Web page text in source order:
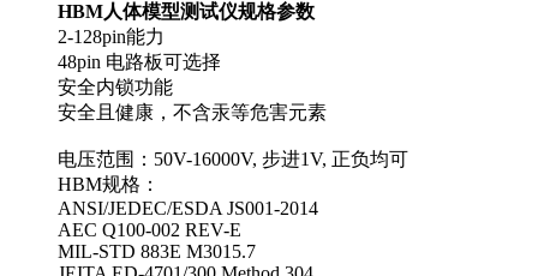
HBM人体模型测试仪规格参数
2-128pin能力
48pin 电路板可选择
安全内锁功能
安全且健康，不含汞等危害元素
电压范围：50V-16000V, 步进1V, 正负均可
HBM规格：
ANSI/JEDEC/ESDA JS001-2014
AEC Q100-002 REV-E
MIL-STD 883E M3015.7